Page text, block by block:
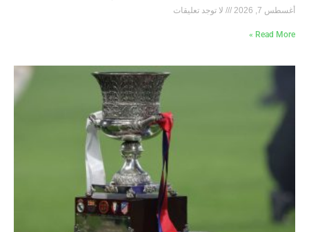
أغسطس 7, 2026 لا توجد تعليقات
Read More »